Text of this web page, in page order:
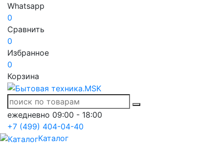
Whatsapp
0
Сравнить
0
Избранное
0
Корзина
ежедневно 09:00 - 18:00
+7 (499) 404-04-40
Каталог